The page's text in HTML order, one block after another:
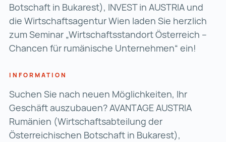
Botschaft in Bukarest), INVEST in AUSTRIA und
die Wirtschaftsagentur Wien laden Sie herzlich
zum Seminar „Wirtschaftsstandort Österreich –
Chancen für rumänische Unternehmen“ ein!
INFORMATION
Suchen Sie nach neuen Möglichkeiten, Ihr
Geschäft auszubauen? AVANTAGE AUSTRIA
Rumänien (Wirtschaftsabteilung der
Österreichischen Botschaft in Bukarest),